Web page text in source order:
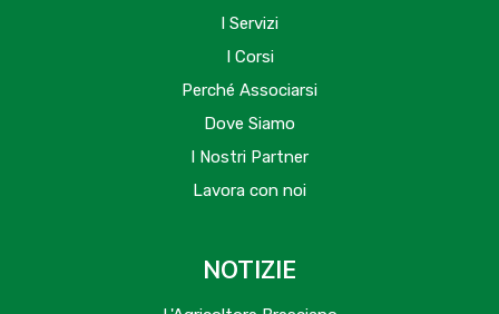
I Servizi
I Corsi
Perché Associarsi
Dove Siamo
I Nostri Partner
Lavora con noi
NOTIZIE